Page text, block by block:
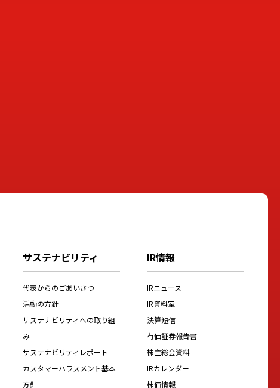
サステナビリティ
代表からのごあいさつ
活動の方針
サステナビリティへの取り組
み
サステナビリティレポート
カスタマーハラスメント基本
方針
IR情報
IRニュース
IR資料室
決算短信
有価証券報告書
株主総会資料
IRカレンダー
株価情報